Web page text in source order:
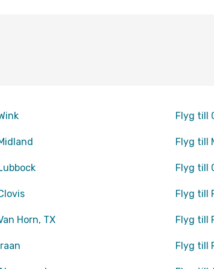
Flyg till
Flyg till
Flyg till
Flyg till
Horn, TX Flyg till
Flyg till